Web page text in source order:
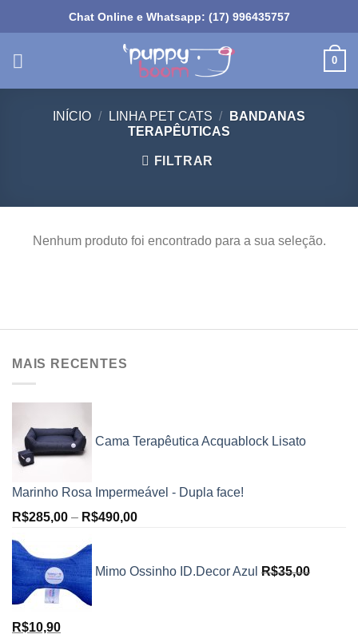
Chat Online e Whatsapp: (17) 996435757
0
INÍCIO / LINHA PET CATS /
BANDANAS
TERAPÊUTICAS
FILTRAR
Nenhum produto foi encontrado para a sua seleção.
MAIS RECENTES
Cama Terapêutica Acquablock Lisato
Marinho Rosa Impermeável - Dupla face!
R$285,00 – R$490,00
Mimo Ossinho ID.Decor Azul R$35,00
R$10,90